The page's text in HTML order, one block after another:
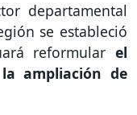
departamental
se estableció
reformular el
ampliación de